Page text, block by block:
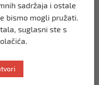
odjeknulo
Ima žrtava,
sadržaja i ostale
bismo mogli pružati.
suglasni ste s